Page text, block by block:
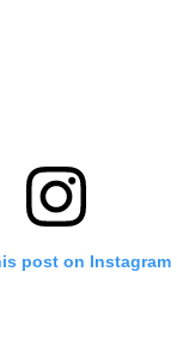
post on Instagram